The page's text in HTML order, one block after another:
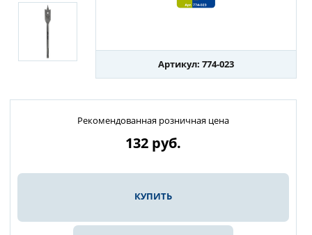
Артикул: 774-023
Рекомендованная розничная цена
132 руб.
КУПИТЬ